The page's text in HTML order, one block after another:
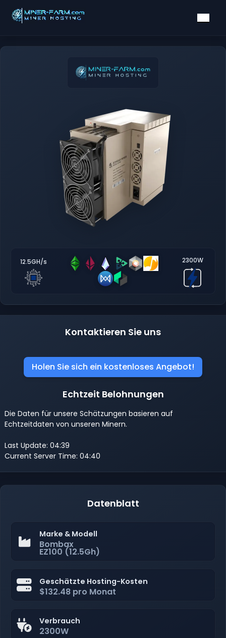
12.5GH/s 2300W
Kontaktieren Sie uns
Holen Sie sich ein kostenloses Angebot!
Echtzeit Belohnungen
Die Daten für unsere Schätzungen basieren auf
Echtzeitdaten von unseren Minern.
Last Update: 04:39
Current Server Time: 04:40
Datenblatt
Marke & Modell
Bombax
EZ100 (12.5Gh)
Geschätzte Hosting-Kosten
$132.48 pro Monat
Verbrauch
2300W